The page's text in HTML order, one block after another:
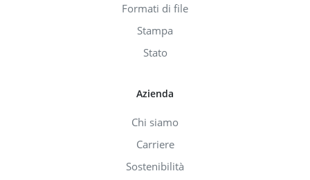
Formati di file
Stampa
Stato
Azienda
Chi siamo
Carriere
Sostenibilità